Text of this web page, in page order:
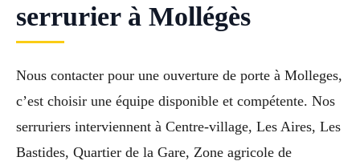
serrurier à Mollégès
Nous contacter pour une ouverture de porte à Molleges,
c’est choisir une équipe disponible et compétente. Nos
serruriers interviennent à Centre-village, Les Aires, Les
Bastides, Quartier de la Gare, Zone agricole de